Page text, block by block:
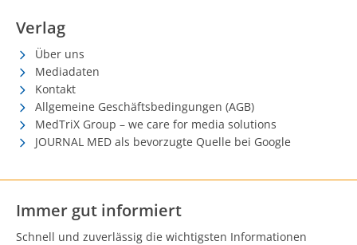
Verlag
Über uns
Mediadaten
Kontakt
Allgemeine Geschäftsbedingungen (AGB)
MedTriX Group – we care for media solutions
JOURNAL MED als bevorzugte Quelle bei Google
Immer gut informiert
Schnell und zuverlässig die wichtigsten Informationen